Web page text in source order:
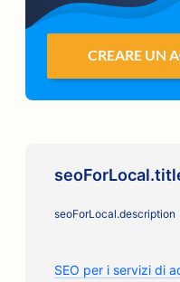
CREARE UN
seoForLocal.description
SEO per i servizi di